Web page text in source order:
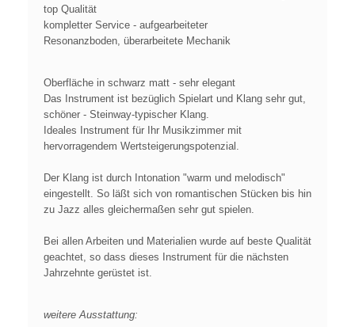
top Qualität
kompletter Service - aufgearbeiteter
Resonanzboden, überarbeitete Mechanik
Oberfläche in schwarz matt - sehr elegant
Das Instrument ist bezüglich Spielart und Klang sehr gut,
schöner - Steinway-typischer Klang.
Ideales Instrument für Ihr Musikzimmer mit
hervorragendem Wertsteigerungspotenzial.
Der Klang ist durch Intonation "warm und melodisch"
eingestellt. So läßt sich von romantischen Stücken bis hin
zu Jazz alles gleichermaßen sehr gut spielen.
Bei allen Arbeiten und Materialien wurde auf beste Qualität
geachtet, so dass dieses Instrument für die nächsten
Jahrzehnte gerüstet ist.
weitere Ausstattung: